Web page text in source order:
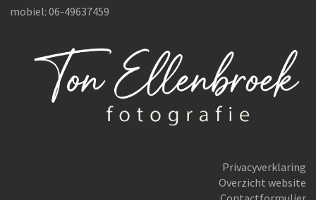
mobiel: 06-49637459
Privacyverklaring
Overzicht website